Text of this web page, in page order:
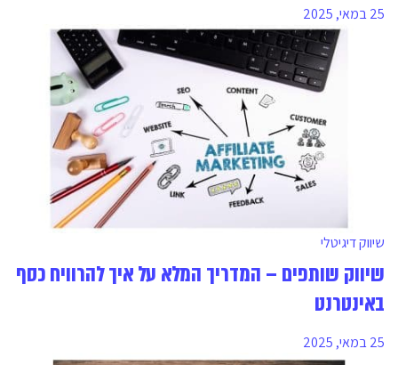
25 במאי, 2025
שיווק דיגיטלי
שיווק שותפים – המדריך המלא על איך להרוויח כסף
באינטרנט
25 במאי, 2025